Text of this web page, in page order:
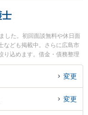
士
した。初回面談無料や休日面
なども掲載中。さらに広島市
り込めます。借金・債務整理
社の債務整理、リボ払いの債
利です。特に松田法律事務所
トラブルを今すぐに弁護士に
富な近くの弁護士を検索した
変更
変更